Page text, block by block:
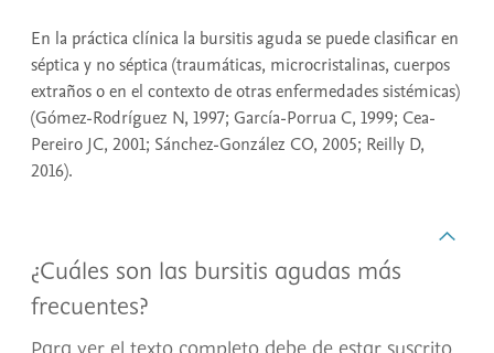
En la práctica clínica la bursitis aguda se puede clasificar en
séptica y no séptica (traumáticas, microcristalinas, cuerpos
extraños o en el contexto de otras enfermedades sistémicas)
(Gómez-Rodríguez N, 1997; García-Porrua C, 1999; Cea-
Pereiro JC, 2001; Sánchez-González CO, 2005; Reilly D,
2016).
¿Cuáles son las bursitis agudas más
frecuentes?